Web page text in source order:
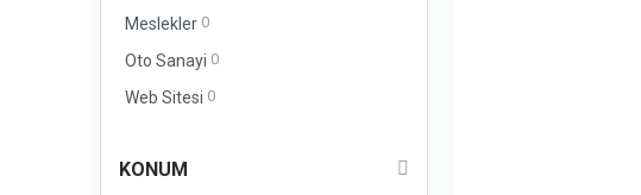
Meslekler 0
Oto Sanayi 0
Web Sitesi 0
KONUM